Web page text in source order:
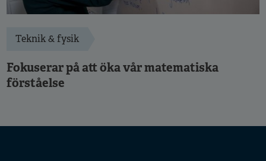
Teknik & fysik
Fokuserar på att öka vår matematiska
förståelse